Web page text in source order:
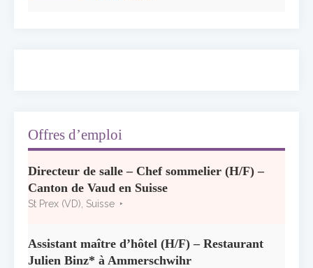
sélection consacrée à la Bourgogne
7 juillet 2026
40 ans chez Georges Blanc
3 juillet 2026
Offres d’emploi
Directeur de salle – Chef sommelier (H/F) –
Canton de Vaud en Suisse
St Prex (VD), Suisse
Assistant maître d’hôtel (H/F) – Restaurant
Julien Binz* à Ammerschwihr